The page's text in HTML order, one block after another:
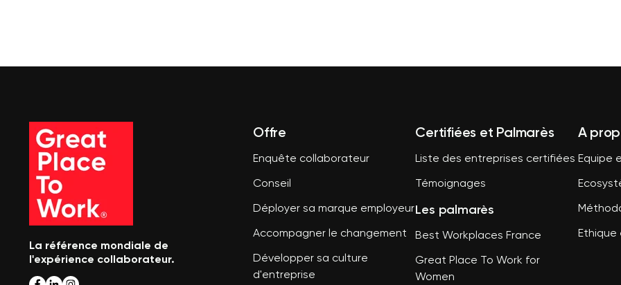
La référence mondiale de
l'expérience collaborateur.
Offre
Enquête collaborateur
Conseil
Déployer sa marque employeur
Accompagner le changement
Développer sa culture
d'entreprise
Certifiées et Palmarès
Liste des entreprises certifiées
Témoignages
Les palmarès
Best Workplaces France
Great Place To Work for
Women
A
Equipe